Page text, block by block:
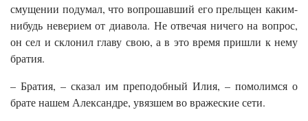
смущении подумал, что вопрошавший его прельщен каким-
нибудь неверием от диавола. Не отвечая ничего на вопрос,
он сел и склонил главу свою, а в это время пришли к нему
братия.
– Братия, – сказал им преподобный Илия, – помолимся о
брате нашем Александре, увязшем во вражеские сети.